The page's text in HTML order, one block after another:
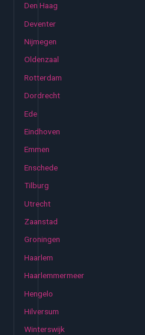
Den Haag
Deventer
Nijmegen
Oldenzaal
Rotterdam
Dordrecht
Ede
Eindhoven
Emmen
Enschede
Tilburg
Utrecht
Zaanstad
Groningen
Haarlem
Haarlemmermeer
Hengelo
Hilversum
Winterswijk